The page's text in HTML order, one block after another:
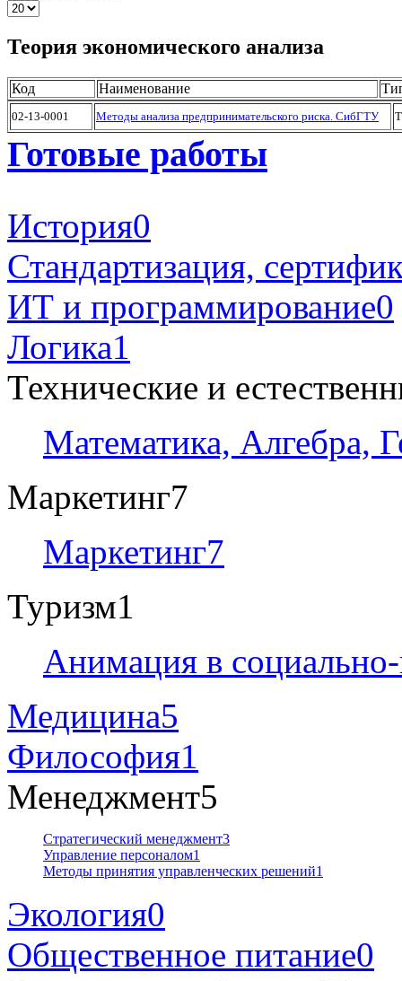
Теория экономического анализа
Код Наименование
02-13-0001 Методы анализа предпринимательского риска. СибГТУ
Готовые работы
История0
Стандартизация,
ИТ и программирование0
Логика1
Технические и
Математика, Алгебра,
Маркетинг7
Маркетинг7
Туризм1
Анимация в
Медицина5
Философия1
Менеджмент5
Стратегический менеджмент3
Управление персоналом1
Методы принятия управленческих решений1
Экология0
Общественное питание0